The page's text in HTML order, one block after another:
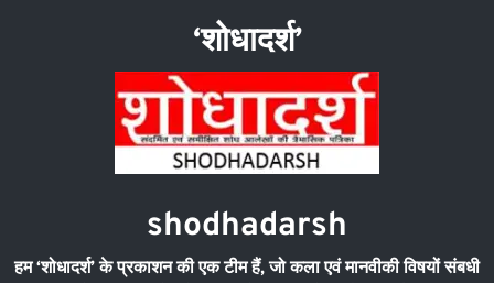
‘शोधादर्श’
shodhadarsh
हम‘शोधादर्श’के प्रकाशन की एक टीम हैं,जो कला एवं मानवीकी विषयों संबधी